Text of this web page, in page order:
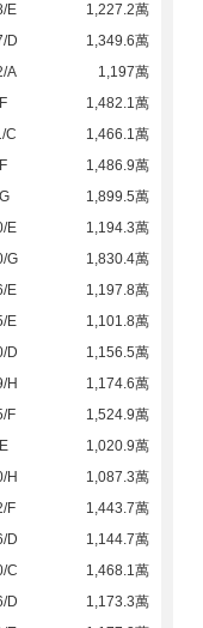
E
1,227.2萬
D
1,349.6萬
A
1,197萬
1,482.1萬
C
1,466.1萬
1,486.9萬
1,899.5萬
E
1,194.3萬
G
1,830.4萬
E
1,197.8萬
E
1,101.8萬
D
1,156.5萬
H
1,174.6萬
F
1,524.9萬
1,020.9萬
H
1,087.3萬
F
1,443.7萬
D
1,144.7萬
C
1,468.1萬
D
1,173.3萬